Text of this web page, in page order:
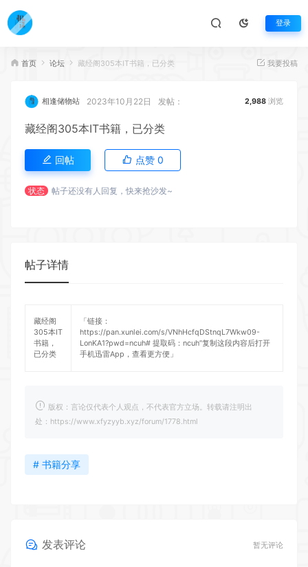
登录
首页 论坛 藏经阁305本IT书籍，已分类 我要投稿
相逢储物站 2023年10月22日 发帖： 2,988 浏览
藏经阁305本IT书籍，已分类
回帖 点赞 0
状态 帖子还没有人回复，快来抢沙发~
帖子详情
藏经阁
305本IT
书籍，
已分类
「链接：
https://pan.xunlei.com/s/VNhHcfqDStnqL7Wkw09-
LonKA1?pwd=ncuh# 提取码：ncuh”复制这段内容后打开
手机迅雷App，查看更方便」
版权：言论仅代表个人观点，不代表官方立场。转载请注明出
处：https://www.xfyzyyb.xyz/forum/1778.html
# 书籍分享
发表评论 暂无评论